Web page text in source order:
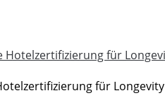
für Longevity